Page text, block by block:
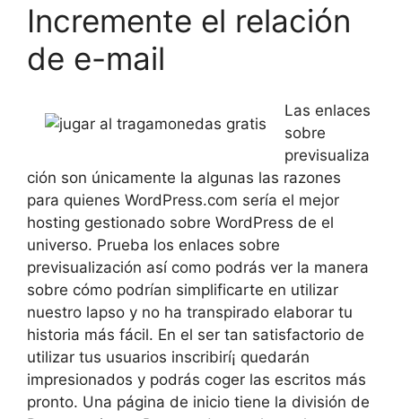
Incremente el relación
de e-mail
Las enlaces
sobre
previsualiza
ción son únicamente la algunas las razones
para quienes WordPress.com serí­a el mejor
hosting gestionado sobre WordPress de el
universo. Prueba los enlaces sobre
previsualización así­ como podrás ver la manera
sobre cómo podrían simplificarte en utilizar
nuestro lapso y no ha transpirado elaborar tu
historia más fácil. En el ser tan satisfactorio de
utilizar tus usuarios inscribirí¡ quedarán
impresionados y podrás coger las escritos más
pronto. Una página de inicio tiene la división de